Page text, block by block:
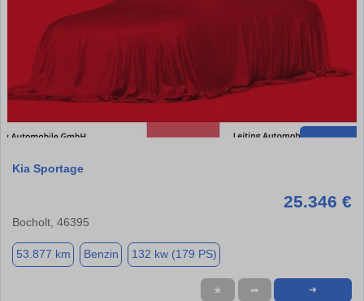
Kia Sportage
25.346 €
Bocholt, 46395
53.877 km Benzin 132 kw (179 PS)
★ ➦ ➜